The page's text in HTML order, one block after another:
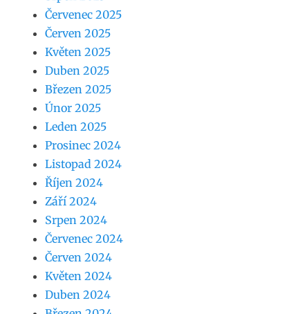
Červenec 2025
Červen 2025
Květen 2025
Duben 2025
Březen 2025
Únor 2025
Leden 2025
Prosinec 2024
Listopad 2024
Říjen 2024
Září 2024
Srpen 2024
Červenec 2024
Červen 2024
Květen 2024
Duben 2024